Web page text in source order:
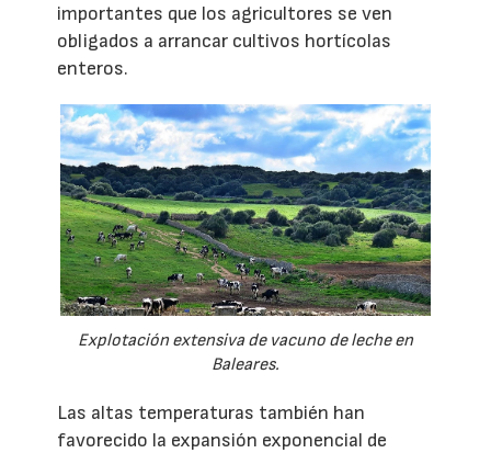
importantes que los agricultores se ven
obligados a arrancar cultivos hortícolas
enteros.
Explotación extensiva de vacuno de leche en
Baleares.
Las altas temperaturas también han
favorecido la expansión exponencial de